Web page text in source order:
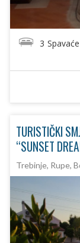
3
TURISTIČKI
“SUNSET
Trebinje, Rupe,